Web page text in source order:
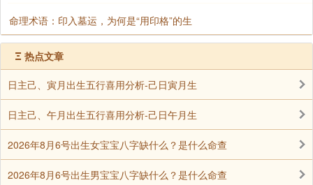
身强喜克泄，宜行金水大运；若身弱则喜火土帮扶。青
年时期走东南运（木火）者，事业发展较快；中年后若
入西北（金水）运，则财运渐显。
近年来，2025乙巳流年即将到来，乙木正官透出，对
日主为土者而言，是事业晋升之机，但巳火冲亥（若有
亥水）或刑申金，需注意人际关系与健康波动。
结语：命理指引人生方向
命理术语：印入墓运，为何是“用印格”的生
Ξ 热点文章
日主己、寅月出生五行喜用分析-己日寅月生
日主己、午月出生五行喜用分析-己日午月生
2026年8月6号出生女宝宝八字缺什么？是什么命查
2026年8月6号出生男宝宝八字缺什么？是什么命查